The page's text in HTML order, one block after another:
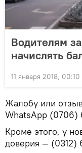
Водителям
начислять
11 января 2018, 00:10
Жалобу или
WhatsApp
Кроме этого, у
доверия — (0312)